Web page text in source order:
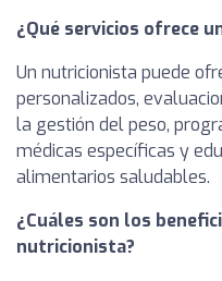
¿Qué servicios ofrece
Un nutricionista puede
personalizados,
la gestión del peso,
médicas específicas y
alimentarios saludables.
¿Cuáles son los
nutricionista?